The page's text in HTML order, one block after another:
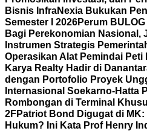
Bisnis InfraNexia Bukukan
Semester I 2026Perum
Bagi Perekonomian Nasional,
Instrumen Strategis
Operasikan Alat Pemindai Peti
Karya Realty Hadir di
dengan Portofolio Proyek
Internasional Soekarno-Hatta
Rombongan di Terminal
2FPatriot Bond Digugat di
Hukum? Ini Kata Prof Henry